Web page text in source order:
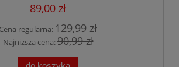
89,00 zł
Cena regularna:129,99 zł
Najniższa cena:90,99 zł